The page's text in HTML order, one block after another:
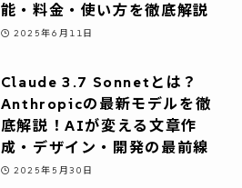
能・料金・使い方を徹底解説
2025年6月11日
Claude 3.7 Sonnetとは？
Anthropicの最新モデルを徹
底解説！AIが変える文章作
成・デザイン・開発の最前線
2025年5月30日